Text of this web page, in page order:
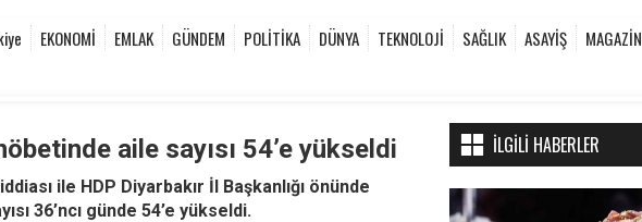
EKONOMİ EMLAK GÜNDEM POLİTİKA DÜNYA TEKNOLOJİ SAĞLIK ASAYİŞ MAGAZİN
aile sayısı 54’e yükseldi
iddiası ile HDP Diyarbakır İl Başkanlığı önünde
36’ncı günde 54’e yükseldi.
İLGILI HABERLER